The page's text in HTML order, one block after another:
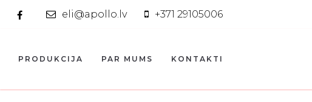
eli@apollo.lv +371 29105006
PRODUKCIJA PAR MUMS KONTAKTI